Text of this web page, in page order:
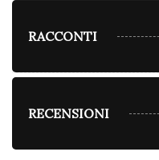
RACCONTI
RECENSIONI